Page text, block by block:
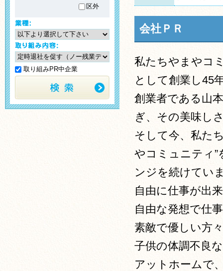
区外
取り組みPR中企業
会社ＰＲ
私たちやまやコ
として創業し45
創業者である山
ぎ、その美味し
そして今、私た
やコミュニティ
ンジを続けてい
自由に仕事が出
自由な発想で仕
素敵で優しい方
子供の体調不良
アットホームで